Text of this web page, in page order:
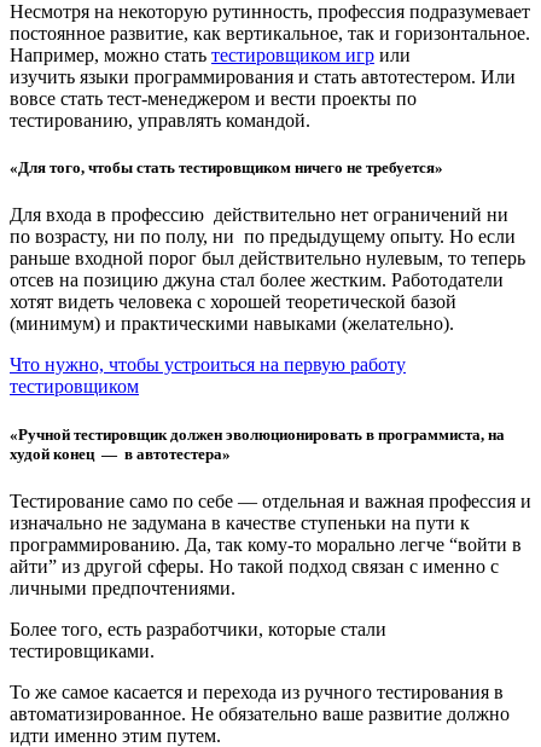
Несмотря на некоторую рутинность, профессия подразумевает
постоянное развитие, как вертикальное, так и горизонтальное.
Например, можно стать тестировщиком игр или
изучить языки программирования и стать автотестером. Или
вовсе стать тест-менеджером и вести проекты по
тестированию, управлять командой.
«Для того, чтобы стать тестировщиком ничего не требуется»
Для входа в профессию действительно нет ограничений ни
по возрасту, ни по полу, ни по предыдущему опыту. Но если
раньше входной порог был действительно нулевым, то теперь
отсев на позицию джуна стал более жестким. Работодатели
хотят видеть человека с хорошей теоретической базой
(минимум) и практическими навыками (желательно).
Что нужно, чтобы устроиться на первую работу
тестировщиком
«Ручной тестировщик должен эволюционировать в программиста, на
худой конец — в автотестера»
Тестирование само по себе — отдельная и важная профессия и
изначально не задумана в качестве ступеньки на пути к
программированию. Да, так кому-то морально легче “войти в
айти” из другой сферы. Но такой подход связан с именно с
личными предпочтениями.
Более того, есть разработчики, которые стали
тестировщиками.
То же самое касается и перехода из ручного тестирования в
автоматизированное. Не обязательно ваше развитие должно
идти именно этим путем.